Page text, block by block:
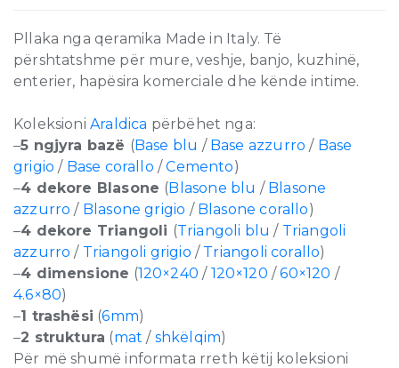
Pllaka nga qeramika Made in Italy. Të
përshtatshme për mure, veshje, banjo, kuzhinë,
enterier, hapësira komerciale dhe kënde intime.
Koleksioni Araldica përbëhet nga:
–5 ngjyra bazë (Base blu / Base azzurro / Base
grigio / Base corallo /Cemento)
–4 dekore Blasone (Blasone blu / Blasone
azzurro / Blasone grigio / Blasone corallo)
–4 dekore Triangoli (Triangoli blu / Triangoli
azzurro / Triangoli grigio / Triangoli corallo)
–4 dimensione (120×240 / 120×120 /60×120 /
4.6×80)
–1 trashësi (6mm)
–2 struktura (mat / shkëlqim)
Për më shumë informata rreth këtij koleksioni